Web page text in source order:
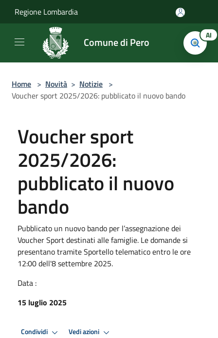
Regione Lombardia
Comune di Pero AI
Home > Novità > Notizie >
Voucher sport 2025/2026: pubblicato il nuovo bando
Voucher sport
2025/2026:
pubblicato il nuovo
bando
Pubblicato un nuovo bando per l’assegnazione dei
Voucher Sport destinati alle famiglie. Le domande si
presentano tramite Sportello telematico entro le ore
12:00 dell'8 settembre 2025.
Data :
15 luglio 2025
Condividi Vedi azioni